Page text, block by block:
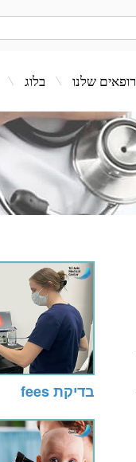
בדיקת fees